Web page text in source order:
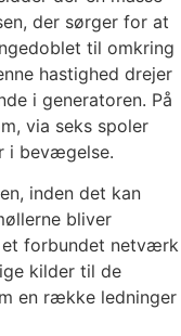
der sørger for at
til omkring
hastighed drejer
i generatoren. På
via seks spoler
i bevægelse.
inden det kan
bliver
et forbundet netværk
kilder til de
en række ledninger